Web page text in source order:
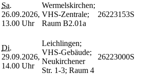
Sa.
26.09.2026,
13.00 Uhr
Wermelskirchen;
VHS-Zentrale;
Raum B2.01a
26223153S
Di.
29.09.2026,
14.00 Uhr
Leichlingen;
VHS-Gebäude;
Neukirchener
Str. 1-3; Raum 4
26223000S